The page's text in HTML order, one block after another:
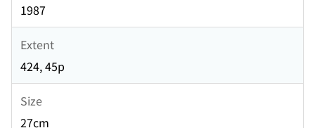
1987
Extent
424, 45p
Size
27cm